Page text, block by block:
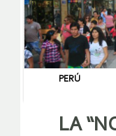
PERÚ
LA